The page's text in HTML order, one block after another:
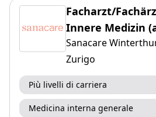
Facharzt/
Innere Medizin
Sanacare
Zurigo
Più livelli di carriera
Medicina interna generale